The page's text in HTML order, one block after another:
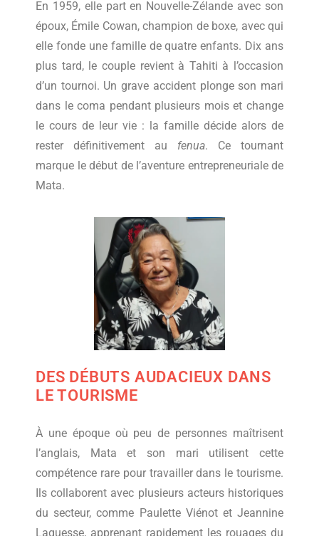
En 1959, elle part en Nouvelle-Zélande avec son
époux, Émile Cowan, champion de boxe, avec qui
elle fonde une famille de quatre enfants. Dix ans
plus tard, le couple revient à Tahiti à l’occasion
d’un tournoi. Un grave accident plonge son mari
dans le coma pendant plusieurs mois et change
le cours de leur vie : la famille décide alors de
rester définitivement au fenua. Ce tournant
marque le début de l’aventure entrepreneuriale de
Mata.
DES DÉBUTS AUDACIEUX DANS
LE TOURISME
À une époque où peu de personnes maîtrisent
l’anglais, Mata et son mari utilisent cette
compétence rare pour travailler dans le tourisme.
Ils collaborent avec plusieurs acteurs historiques
du secteur, comme Paulette Viénot et Jeannine
Laguesse, apprenant rapidement les rouages du